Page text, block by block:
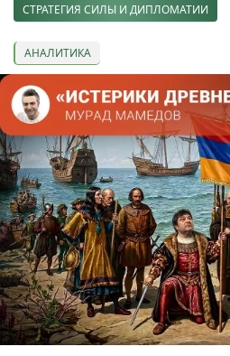
СТРАТЕГИЯ СИЛЫ И ДИПЛОМАТИИ
АНАЛИТИКА